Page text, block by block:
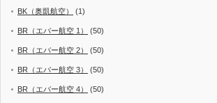
BK（奥凱航空） (1)
BR（エバー航空 1） (50)
BR（エバー航空 2） (50)
BR（エバー航空 3） (50)
BR（エバー航空 4） (50)